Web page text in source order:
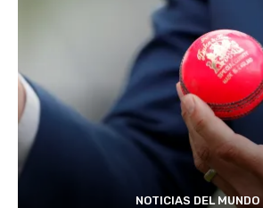
NOTICIAS DEL MUNDO